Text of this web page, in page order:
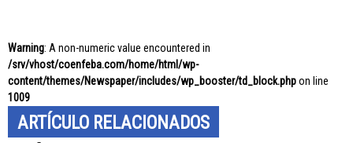
Warning: A non-numeric value encountered in
/srv/vhost/coenfeba.com/home/html/wp-
content/themes/Newspaper/includes/wp_booster/td_block.phpon line
1009
ARTÍCULO RELACIONADOS